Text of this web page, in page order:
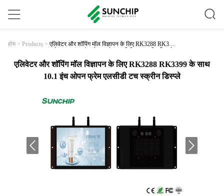
होम > Products > एलिवेटर और शॉपिंग मॉल विज्ञापन के लिए RK3288 RK339
9 के साथ 10.1 इंच ओपन फ्रेम एलसीडी टच स्क्रीन डिस्प्ले
एलिवेटर और शॉपिंग मॉल विज्ञापन के लिए RK3288 RK3399 के साथ
10.1 इंच ओपन फ्रेम एलसीडी टच स्क्रीन डिस्प्ले